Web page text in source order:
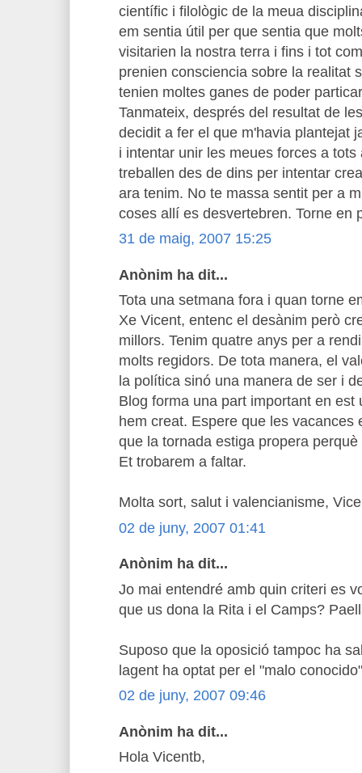
científic i filològic de la meua
em sentia útil per que sentia que
visitarien la nostra terra i fins i tot
prenien consciencia sobre la realitat
tenien moltes ganes de poder
Tanmateix, després del resultat de
decidit a fer el que m'havia plantejat
i intentar unir les meues forces a
treballen des de dins per intentar
ara tenim. No te massa sentit per a
coses allí es desvertebren. Torne en
31 de maig, 2007 15:25
Anònim ha dit...
Tota una setmana fora i quan torne
Xe Vicent, entenc el desànim però
millors. Tenim quatre anys per a
molts regidors. De tota manera, el
la política sinó una manera de ser i
Blog forma una part important en
hem creat. Espere que les vacances
que la tornada estiga propera
Et trobarem a faltar.
Molta sort, salut i valencianisme,
02 de juny, 2007 01:41
Anònim ha dit...
Jo mai entendré amb quin criteri es
que us dona la Rita i el Camps?
Suposo que la oposició tampoc ha
lagent ha optat per el "malo
02 de juny, 2007 09:46
Anònim ha dit...
Hola Vicentb,